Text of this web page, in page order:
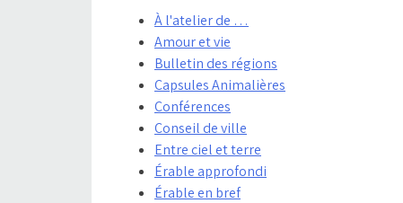
À l'atelier de …
Amour et vie
Bulletin des régions
Capsules Animalières
Conférences
Conseil de ville
Entre ciel et terre
Érable approfondi
Érable en bref